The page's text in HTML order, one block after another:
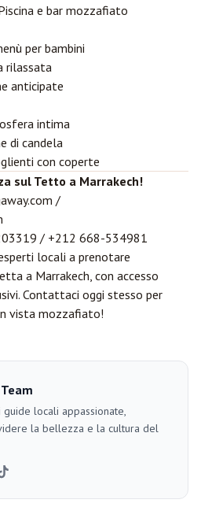
e bar mozzafiato
per bambini
rilassata
anticipate
intima
di candela
con coperte
sul Tetto a Marrakech!
/
/ +212 668-534981
locali a prenotare
a Marrakech, con accesso
Contattaci oggi stesso per
vista mozzafiato!
guide locali appassionate,
la bellezza e la cultura del